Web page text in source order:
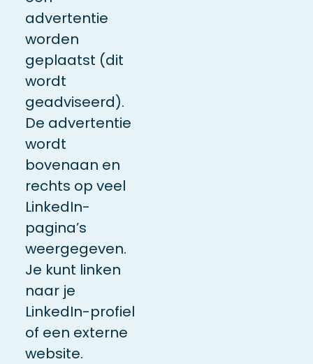
advertentie
worden
geplaatst (dit
wordt
geadviseerd).
De advertentie
wordt
bovenaan en
rechts op veel
LinkedIn-
pagina’s
weergegeven.
Je kunt linken
naar je
LinkedIn-profiel
of een externe
website.